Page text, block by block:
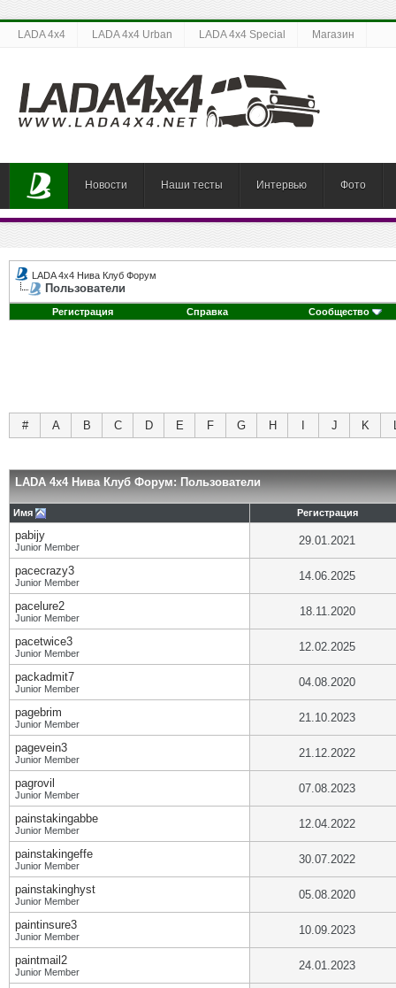
LADA 4x4 LADA 4x4 Urban LADA 4x4 Special Магазин
Новости Наши тесты Интервью Фото
LADA 4x4 Нива Клуб Форум
Пользователи
Регистрация Справка Сообщество
# A B C D E F G H J K
LADA 4x4 Нива Клуб Форум: Пользователи
Имя Регистрация
pabijy
Junior Member 29.01.2021
pacecrazy3
Junior Member 14.06.2025
pacelure2
Junior Member 18.11.2020
pacetwice3
Junior Member 12.02.2025
packadmit7
Junior Member 04.08.2020
pagebrim
Junior Member 21.10.2023
pagevein3
Junior Member 21.12.2022
pagrovil
Junior Member 07.08.2023
painstakingabbe
Junior Member 12.04.2022
painstakingeffe
Junior Member 30.07.2022
painstakinghyst
Junior Member 05.08.2020
paintinsure3
Junior Member 10.09.2023
paintmail2
Junior Member 24.01.2023